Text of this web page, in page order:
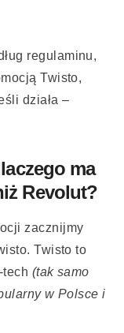
regulaminu,
Twisto,
działa –
ma
Revolut?
zacznijmy
Twisto to
(tak samo
w Polsce i